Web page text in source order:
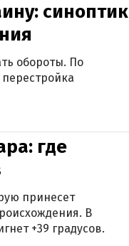
синоптик
обороты. По
где
принесет
В
+39 градусов.